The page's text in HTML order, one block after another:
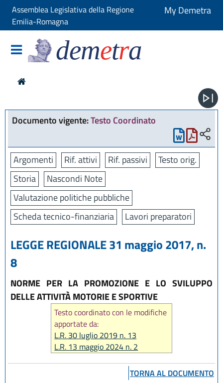
Assemblea Legislativa della Regione
Emilia-Romagna
My Demetra
demetra
Documento vigente:Testo Coordinato
Argomenti Rif. attivi Rif. passivi
Testo orig.
Storia
Nascondi Note
Valutazione politiche pubbliche
Scheda tecnico-finanziaria
Lavori preparatori
LEGGE REGIONALE 31 maggio 2017, n.
8
NORME PER LA PROMOZIONE E LO SVILUPPO
DELLE ATTIVITÀ MOTORIE E SPORTIVE
Testo coordinato con le modifiche
apportate da:
L.R. 30 luglio 2019 n. 13
L.R. 13 maggio 2024 n. 2
L.R. 31 marzo 2025, n. 2TORNA AL DOCUMENTO